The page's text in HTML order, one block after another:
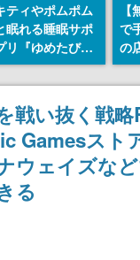
ティやポムポム
眠れる睡眠サポ
リ『ゆめたび』
。キャラごとの
目覚ましアラー
で
の
『
続
の
記
戦い抜く戦略
Gamesスト
ウェイズな
る